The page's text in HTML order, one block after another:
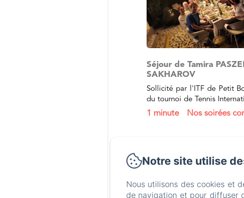
Séjour de Tamira PASZEK
SAKHAROV
Sollicité par l'ITF de Petit
du tournoi de Tennis
Petit-Bourg 2024, nous avons
1 minute Nos soirées
Notre site utilise
Nous utilisons des cookies et
de navigation et pour diffuser